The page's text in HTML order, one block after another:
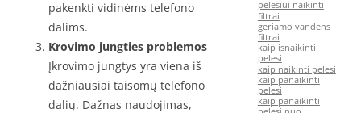
pakenkti vidinėms telefono
dalims.
Krovimo jungties problemos
Įkrovimo jungtys yra viena iš
dažniausiai taisomų telefono
dalių. Dažnas naudojimas,
pelesiui naikinti
filtrai
geriamo vandens
filtrai
kaip isnaikinti
pelesi
kaip naikinti pelesi
kaip panaikinti
pelesi
kaip panaikinti